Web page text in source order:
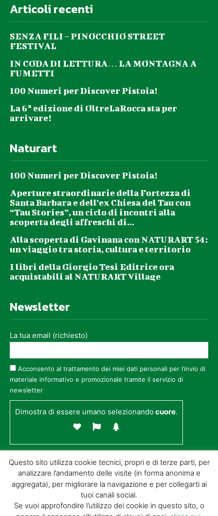
Articoli recenti
SENZA FILI – PINOCCHIO STREET
FESTIVAL
IN CODA DI LETTURA… LA MONTAGNA A
FUMETTI
100 Numeri per Discover Pistoia!
La 6ª edizione di OltreLaRocca sta per
arrivare!
Naturart
100 Numeri per Discover Pistoia!
Aperture straordinarie della Fortezza di
Santa Barbara e dell’ex Chiesa del Tau con
“Tau Stories”, un ciclo di incontri alla
scoperta degli affreschi di...
Alla scoperta di Gavinana con NATURART 54:
un viaggio tra storia, cultura e territorio
I libri della Giorgio Tesi Editrice ora
acquistabili al NATURART Village
Newsletter
La tua email (richiesto)
Acconsento al trattamento dei miei dati personali per l’invio di
materiale informativo e promozionale tramite il servizio di
newsletter
Dimostra di essere umano selezionandocuore.
Questo sito utilizza cookie tecnici, propri e di terze parti, per
analizzare l’andamento delle visite (in forma anonima e
aggregata), per migliorare la navigazione e per collegarti ai
tuoi canali social.
Se vuoi approfondire l’utilizzo dei cookie in questo sito, o